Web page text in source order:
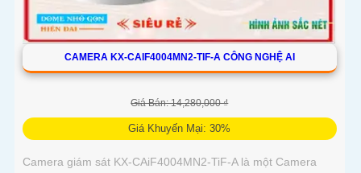
CAMERA KX-CAIF4004MN2-TIF-A CÔNG NGHỆ AI
Giá Bán: 14,280,000 ₫
Giá Khuyến Mại: 30%
Camera giám sát KX-CAiF4004MN2-TiF-A là một Camera